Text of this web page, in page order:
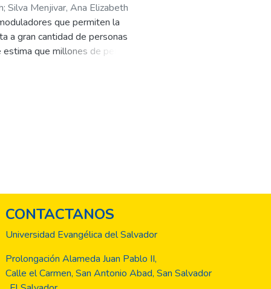
; Silva Menjivar, Ana Elizabeth
que permiten la
a gran cantidad de personas
que millones de personas
CONTACTANOS
Universidad Evangélica del Salvador
Prolongación Alameda Juan Pablo II,
Calle el Carmen, San Antonio Abad, San Salvador